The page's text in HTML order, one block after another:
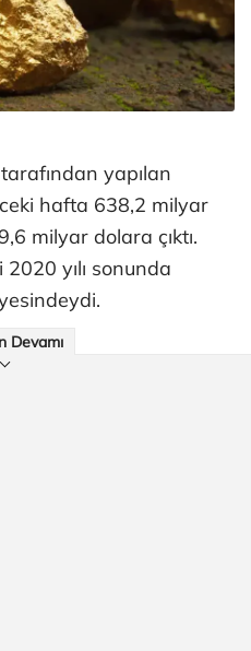
tarafından yapılan
hafta 638,2 milyar
milyar dolara çıktı.
yılı sonunda
Devamı